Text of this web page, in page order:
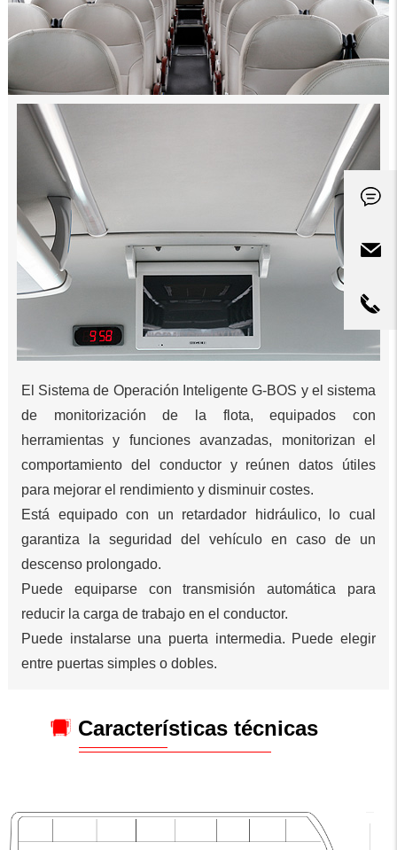
El Sistema de Operación Inteligente G-BOS y el sistema
de monitorización de la flota, equipados con
herramientas y funciones avanzadas, monitorizan el
comportamiento del conductor y reúnen datos útiles
para mejorar el rendimiento y disminuir costes.
Está equipado con un retardador hidráulico, lo cual
garantiza la seguridad del vehículo en caso de un
descenso prolongado.
Puede equiparse con transmisión automática para
reducir la carga de trabajo en el conductor.
Puede instalarse una puerta intermedia. Puede elegir
entre puertas simples o dobles.
Características técnicas